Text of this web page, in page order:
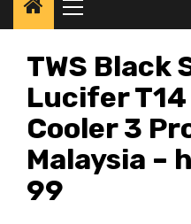
Primary
Menu
TWS Black
Lucifer
Cooler 3
Malaysia –
99